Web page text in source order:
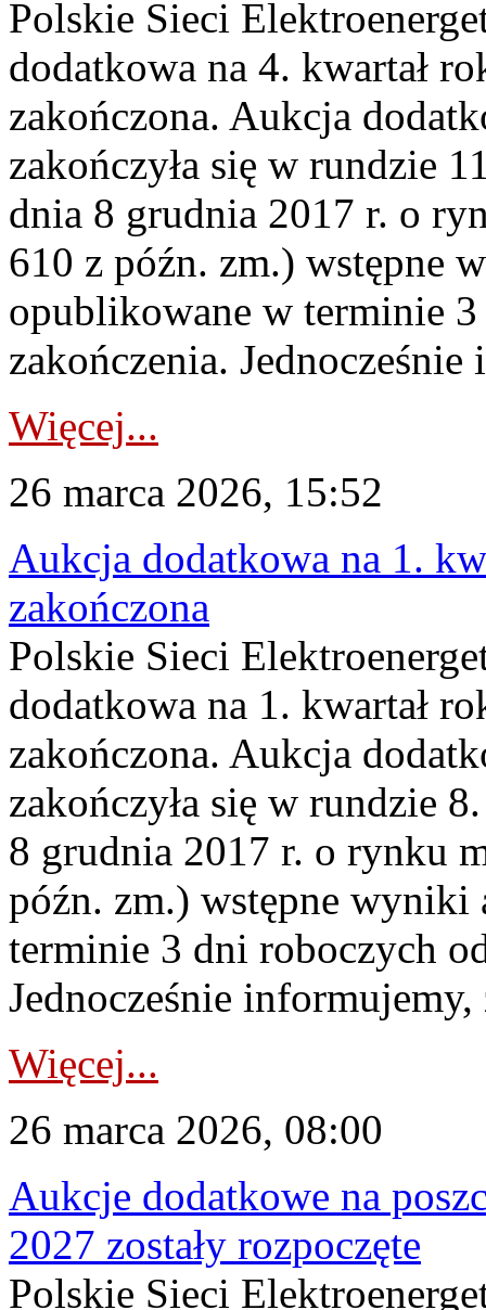
Polskie Sieci
dodatkowa na 4. kwartał
zakończona. Aukcja
zakończyła się w rundzie
dnia 8 grudnia 2017 r. o
610 z późn. zm.) wstępne
opublikowane w terminie
zakończenia.
Więcej...
26 marca 2026, 15:52
Aukcja dodatkowa na 1.
zakończona
Polskie Sieci
dodatkowa na 1. kwartał
zakończona. Aukcja
zakończyła się w rundzie
8 grudnia 2017 r. o rynku
późn. zm.) wstępne
terminie 3 dni roboczych
Jednocześnie informujemy,
Więcej...
26 marca 2026, 08:00
Aukcje dodatkowe na
2027 zostały rozpoczęte
Polskie Sieci